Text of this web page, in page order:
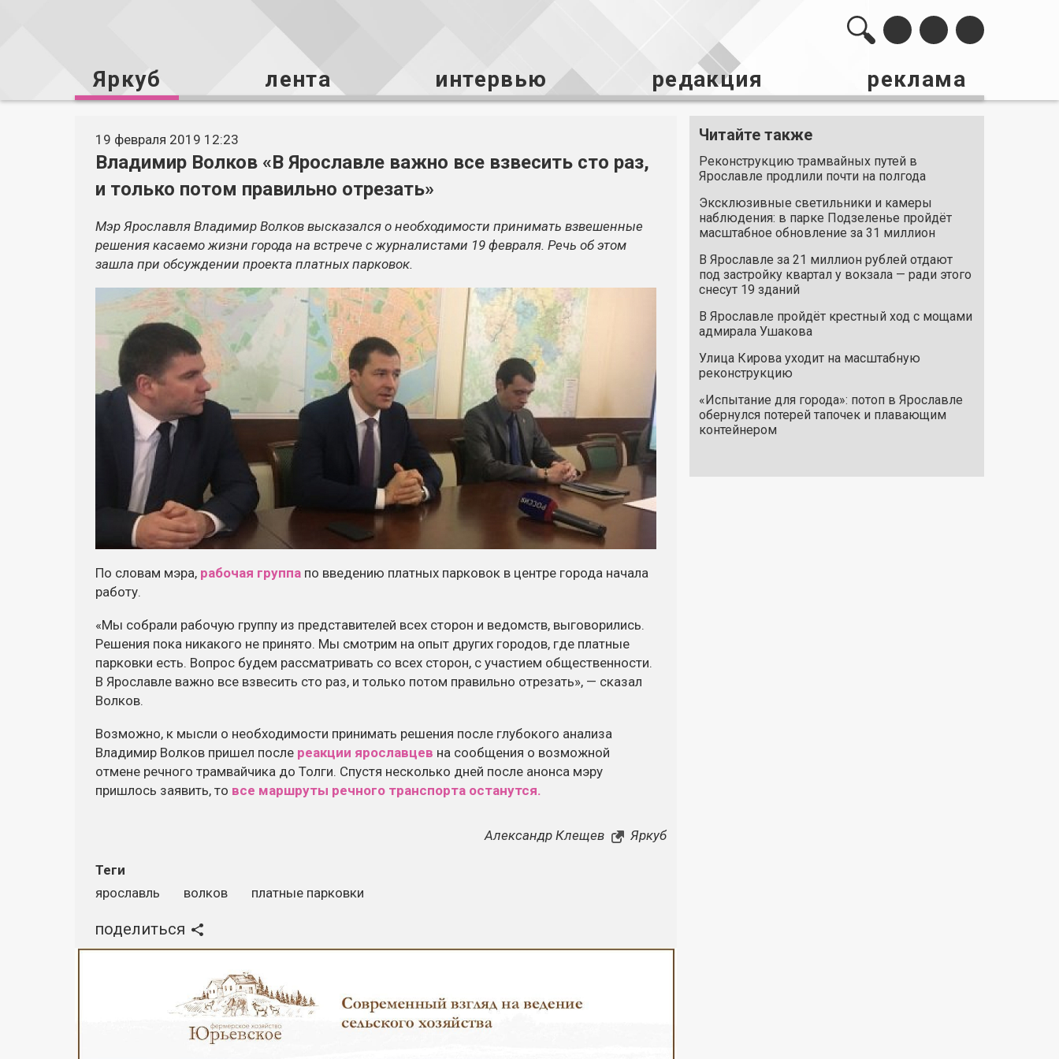
Яркуб лента интервью редакция реклама
19 февраля 2019 12:23
Владимир Волков «В Ярославле важно все взвесить сто раз,
и только потом правильно отрезать»
Мэр Ярославля Владимир Волков высказался о необходимости принимать взвешенные
решения касаемо жизни города на встрече с журналистами 19 февраля. Речь об этом
зашла при обсуждении проекта платных парковок.
По словам мэра, рабочая группа по введению платных парковок в центре города начала
работу.
«Мы собрали рабочую группу из представителей всех сторон и ведомств, выговорились.
Решения пока никакого не принято. Мы смотрим на опыт других городов, где платные
парковки есть. Вопрос будем рассматривать со всех сторон, с участием общественности.
В Ярославле важно все взвесить сто раз, и только потом правильно отрезать», — сказал
Волков.
Возможно, к мысли о необходимости принимать решения после глубокого анализа
Владимир Волков пришел после реакции ярославцев на сообщения о возможной
отмене речного трамвайчика до Толги. Спустя несколько дней после анонса мэру
пришлось заявить, то все маршруты речного транспорта останутся.
Александр Клещев Яркуб
Теги
ярославль
волков платные парковки
поделиться
Читайте также
Реконструкцию трамвайных путей в
Ярославле продлили почти на полгода
Эксклюзивные светильники и камеры
наблюдения: в парке Подзеленье пройдёт
масштабное обновление за 31 миллион
В Ярославле за 21 миллион рублей отдают
под застройку квартал у вокзала — ради этого
снесут 19 зданий
В Ярославле пройдёт крестный ход с мощами
адмирала Ушакова
Улица Кирова уходит на масштабную
реконструкцию
«Испытание для города»: потоп в Ярославле
обернулся потерей тапочек и плавающим
контейнером